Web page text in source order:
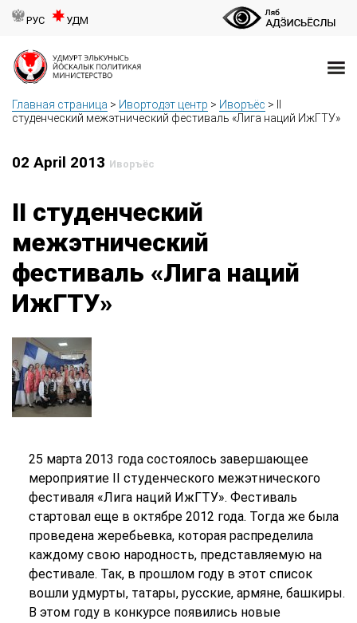
РУС УДМ
Главная страница > Ивортодэт центр > Иворъёс >
студенческий межэтнический фестиваль «Лига наций ИжГТУ»
02 April 2013 Иворъёс
II студенческий
межэтнический
фестиваль «Лига наций
ИжГТУ»
25 марта 2013 года состоялось завершающее
мероприятие II студенческого межэтнического
фестиваля «Лига наций ИжГТУ». Фестиваль
стартовал еще в октябре 2012 года. Тогда же была
проведена жеребьевка, которая распределила
каждому свою народность, представляемую на
фестивале. Так, в прошлом году в этот список
вошли удмурты, татары, русские, армяне, башкиры.
В этом году в конкурсе появились новые